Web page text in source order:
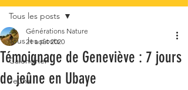
Tous les posts
Calendrier
Jeûne
Tous les posts
Témoignage de Geneviève : 7 jours
de jeûne en Ubaye
Générations Nature
21 août 2020